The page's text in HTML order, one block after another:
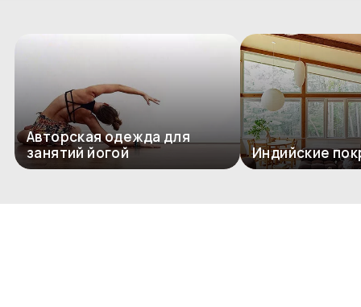
Авторская одежда для
занятий йогой
Индийские